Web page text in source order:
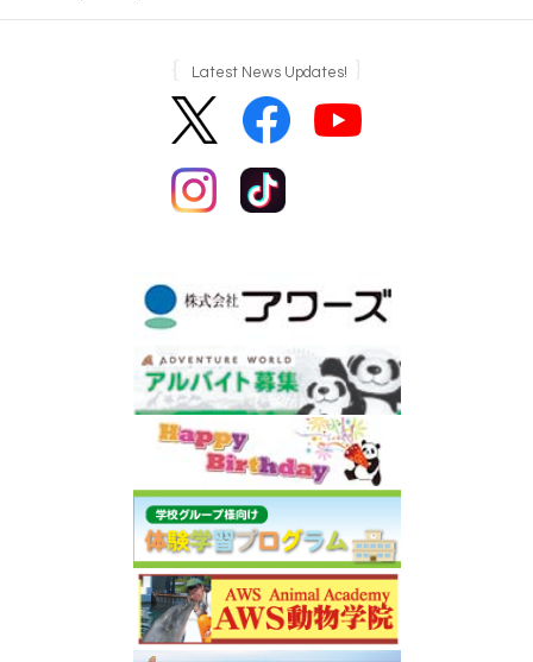
Latest News Updates!